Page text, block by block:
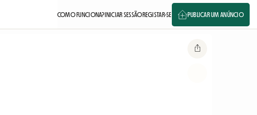
COMO FUNCIONA?INICIAR SESSÃOREGISTAR-SE PUBLICAR UM ANÚNCIO